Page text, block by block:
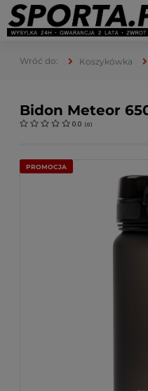
Koszykówka
Bidon Meteor
0.0 (0)
PROMOCJA